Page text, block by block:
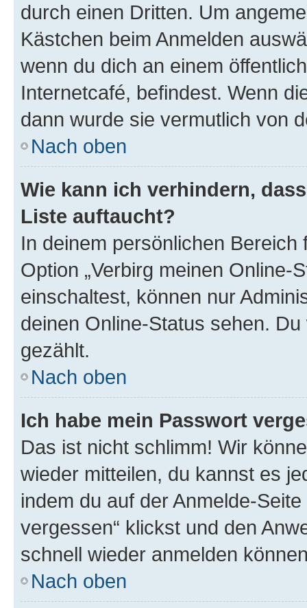
durch einen Dritten. Um
Kästchen beim Anmelden
wenn du dich an einem
Internetcafé, befindest. Wenn
dann wurde sie vermutlich von
Nach oben
Wie kann ich verhindern,
Liste auftaucht?
In deinem persönlichen
Option „Verbirg meinen Online-
einschaltest, können nur
deinen Online-Status sehen.
gezählt.
Nach oben
Ich habe mein Passwort
Das ist nicht schlimm! Wir
wieder mitteilen, du kannst es
indem du auf der Anmelde-
vergessen“ klickst und den
schnell wieder anmelden
Nach oben